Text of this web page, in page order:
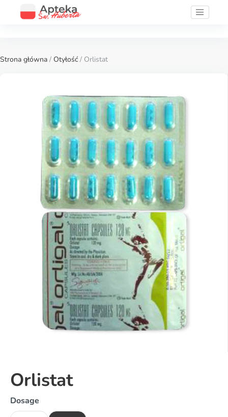
Strona główna / Otyłość / Orlistat
Orlistat
Dosage